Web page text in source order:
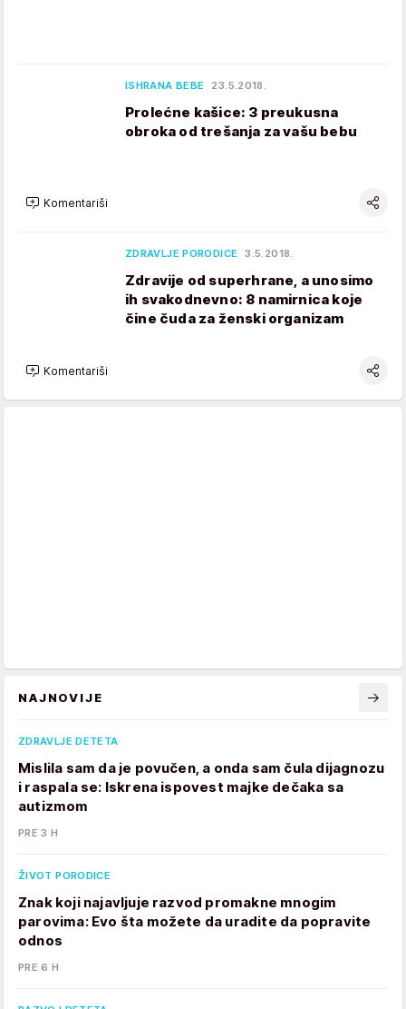
ISHRANA BEBE 23.5.2018.
Prolećne kašice: 3 preukusna
obroka od trešanja za vašu bebu
Komentariši
ZDRAVLJE PORODICE 3.5.2018.
Zdravije od superhrane, a unosimo
ih svakodnevno: 8 namirnica koje
čine čuda za ženski organizam
Komentariši
NAJNOVIJE
ZDRAVLJE DETETA
Mislila sam da je povučen, a onda sam čula dijagnozu
i raspala se: Iskrena ispovest majke dečaka sa
autizmom
PRE 3 H
ŽIVOT PORODICE
Znak koji najavljuje razvod promakne mnogim
parovima: Evo šta možete da uradite da popravite
odnos
PRE 6 H